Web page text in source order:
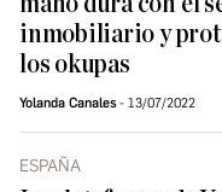
inmobiliario y
los okupas
Yolanda Canales 13/07/2022
ESPAÑA